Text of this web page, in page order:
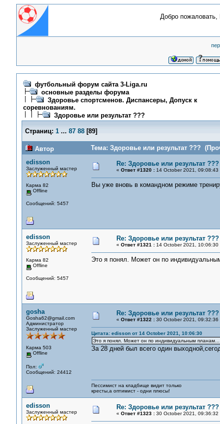
Добро пожаловать,
футбольный форум сайта 3-Liga.ru
основные разделы форума
Здоровье спортсменов. Диспансеры, Допуск к
соревнованиям.
Здоровье или результат ???
Страниц: 1 ... 87 88[89]
Автор
Тема: Здоровье или результат ???
edisson
Заслуженный мастер
Карма 82
Offline
Сообщений: 5457
Re: Здоровье или результат ???
« Ответ #1320 :14 October 2021, 09:08:43
Вы уже вновь в командном режиме
edisson
Заслуженный мастер
Карма 82
Offline
Сообщений: 5457
Re: Здоровье или результат ???
« Ответ #1321 :14 October 2021, 10:06:30
Это я понял. Может он по
gosha
Gosha62@gmail.com
Администратор
Заслуженный мастер
Карма 503
Offline
Пол:
Сообщений: 24412
Re: Здоровье или результат ???
« Ответ #1322 :30 October 2021, 09:32:36
Цитата: edisson от 14 October 2021, 10:06:30
Это я понял. Может он по индивидуальным
За 28 дней был всего один
Пессимист на кладбище видит только
кресты,а оптимист - одни плюсы!
edisson
Заслуженный мастер
Re: Здоровье или результат ???
« Ответ #1323 :30 October 2021, 09:36:32